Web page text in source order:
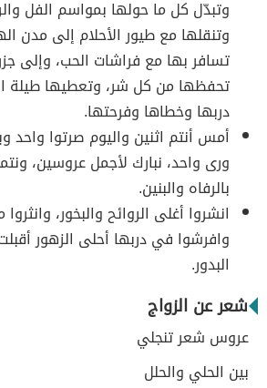
وتبدّل كل ما حولها بمواسم الفل
وتنقلها مع طيور الأحلام إلى مدن
تسافر بها مع فراشات الحب، وإلى
تحفظها من كل شر، وتعطيها طيلة
دربها وخطاها وفرحتها.
أمس أنتم اثنين واليوم صرتوا واحد
ورى واحد، نبارك لأجمل عروسين،
بالرفاه والبنين.
انشروا أغلى الروائح والبخور،
وافرشوا في دربها أحلى الزهور
البدور.
شعر عن الزواج
عروس شعر تنجلي
بين الحلي والحلل